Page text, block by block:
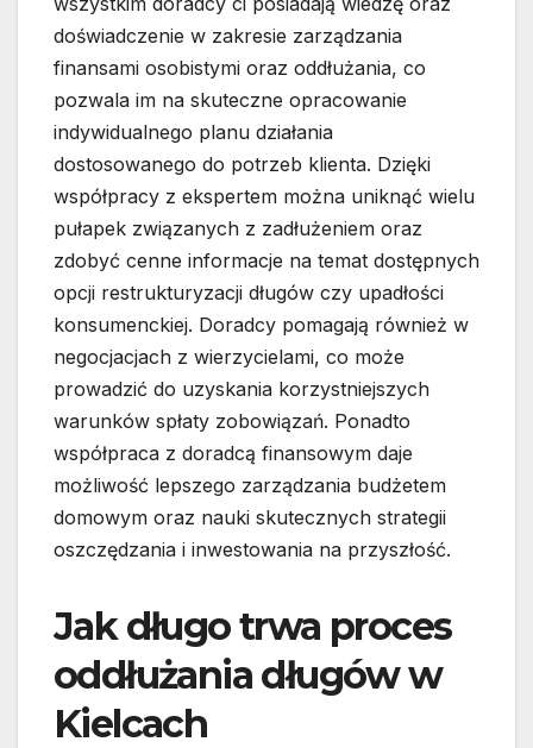
doświadczenie w zakresie zarządzania
finansami osobistymi oraz oddłużania, co
pozwala im na skuteczne opracowanie
indywidualnego planu działania
dostosowanego do potrzeb klienta. Dzięki
współpracy z ekspertem można uniknąć wielu
pułapek związanych z zadłużeniem oraz
zdobyć cenne informacje na temat dostępnych
opcji restrukturyzacji długów czy upadłości
konsumenckiej. Doradcy pomagają również w
negocjacjach z wierzycielami, co może
prowadzić do uzyskania korzystniejszych
warunków spłaty zobowiązań. Ponadto
współpraca z doradcą finansowym daje
możliwość lepszego zarządzania budżetem
domowym oraz nauki skutecznych strategii
oszczędzania i inwestowania na przyszłość.
Jak długo trwa proces
oddłużania długów w
Kielcach